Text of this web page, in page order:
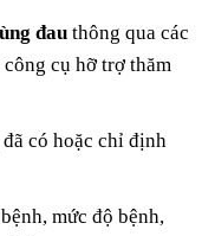
đau thông qua các
cụ hỡ trợ thăm
đã có hoặc chỉ định
mức độ bệnh,